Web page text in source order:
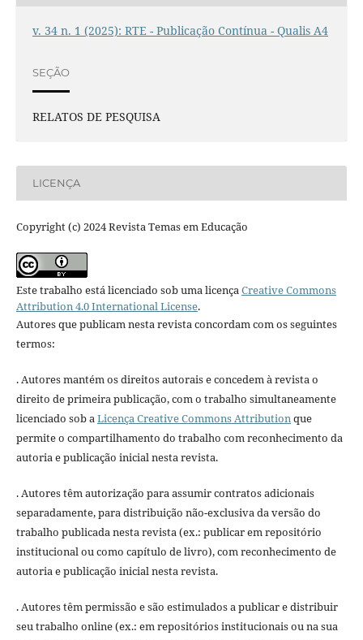
v. 34 n. 1 (2025): RTE - Publicação Contínua - Qualis A4
SEÇÃO
RELATOS DE PESQUISA
LICENÇA
Copyright (c) 2024 Revista Temas em Educação
Este trabalho está licenciado sob uma licençaCreative Commons
Attribution 4.0 International License.
Autores que publicam nesta revista concordam com os seguintes
termos:
. Autores mantém os direitos autorais e concedem à revista o
direito de primeira publicação, com o trabalho simultaneamente
licenciado sob aLicença Creative Commons Attributionque
permite o compartilhamento do trabalho com reconhecimento da
autoria e publicação inicial nesta revista.
. Autores têm autorização para assumir contratos adicionais
separadamente, para distribuição não-exclusiva da versão do
trabalho publicada nesta revista (ex.: publicar em repositório
institucional ou como capítulo de livro), com reconhecimento de
autoria e publicação inicial nesta revista.
. Autores têm permissão e são estimulados a publicar e distribuir
seu trabalho online (ex.: em repositórios institucionais ou na sua